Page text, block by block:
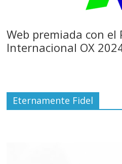
Web premiada con el
Internacional OX
Eternamente Fidel